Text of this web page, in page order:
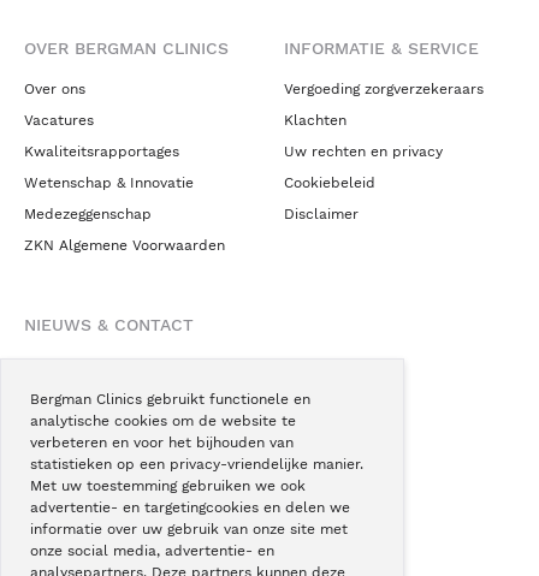
Bergman Clinics gebruikt functionele en
analytische cookies om de website te
verbeteren en voor het bijhouden van
statistieken op een privacy-vriendelijke manier.
Met uw toestemming gebruiken we ook
advertentie- en targetingcookies en delen we
informatie over uw gebruik van onze site met
onze social media, advertentie- en
OVER BERGMAN CLINICS
Over ons
Vacatures
Kwaliteitsrapportages
Wetenschap & Innovatie
Medezeggenschap
ZKN Algemene Voorwaarden
INFORMATIE & SERVICE
Vergoeding zorgverzekeraars
Klachten
Uw rechten en privacy
Cookiebeleid
Disclaimer
NIEUWS & CONTACT
Blogs
Podcast
Pressroom
Instagram
Facebook
LinkedIn